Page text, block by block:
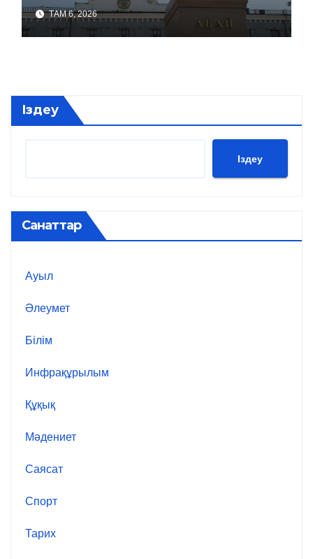
ТАМ 6, 2026
Іздеу
Іздеу
Санаттар
Ауыл
Әлеумет
Білім
Инфрақұрылым
Құқық
Мәдениет
Саясат
Спорт
Тарих